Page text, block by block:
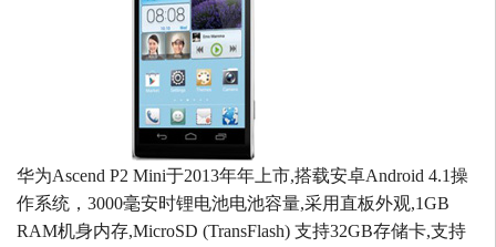
华为Ascend P2 Mini于2013年年上市,搭载安卓Android 4.1操
作系统，3000毫安时锂电池电池容量,采用直板外观,1GB
RAM机身内存,MicroSD (TransFlash) 支持32GB存储卡,支持